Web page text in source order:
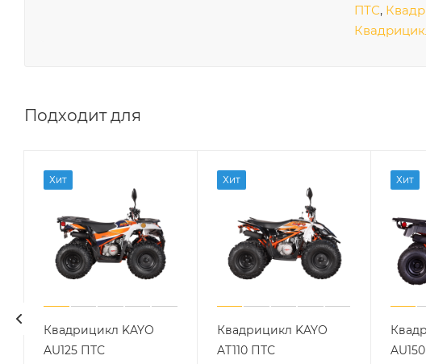
ПТС,
Подходит для
Хит
Квадрицикл KAYO
AU125 ПТС
Хит
Квадрицикл KAYO
AT110 ПТС
Хит